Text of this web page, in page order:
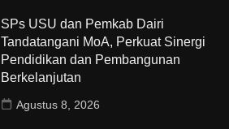
SPs USU dan Pemkab Dairi
Tandatangani MoA, Perkuat Sinergi
Pendidikan dan Pembangunan
Berkelanjutan
Agustus 8, 2026